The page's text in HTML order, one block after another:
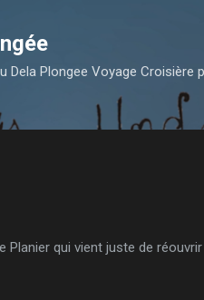
Plongee Voyage Croisière
Planier qui vient juste de réouvrir